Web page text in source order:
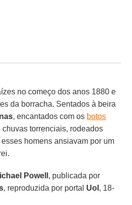
no começo dos anos 1880 e
da borracha. Sentados à beira
, encantados com os botos
chuvas torrenciais, rodeados
homens ansiavam por um
Powell , publicada por
, reproduzida por portal Uol , 18-